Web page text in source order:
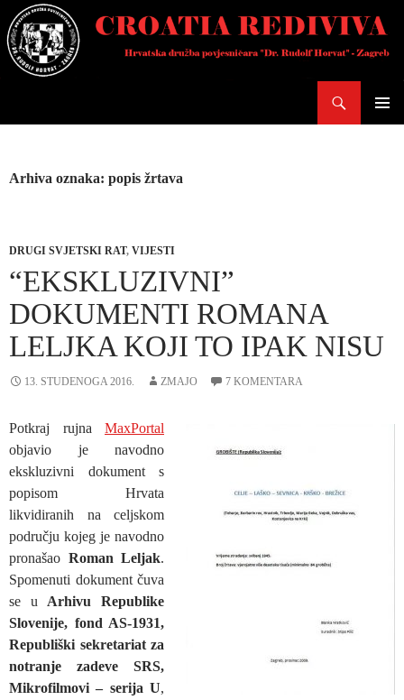
Skoči
do
sadržaja
Arhiva oznaka: popis žrtava
DRUGI SVJETSKI RAT, VIJESTI
“EKSKLUZIVNI”
DOKUMENTI ROMANA
LELJKA KOJI TO IPAK NISU
13. STUDENOGA 2016. ZMAJO 7 KOMENTARA
Potkraj rujna MaxPortal
objavio je navodno
ekskluzivni dokument s
popisom Hrvata
likvidiranih na celjskom
području kojeg je navodno
pronašao Roman Leljak.
Spomenuti dokument čuva
se u Arhivu Republike
Slovenije, fond AS-1931,
Republiški sekretariat za
notranje zadeve SRS,
Mikrofilmovi – serija U,